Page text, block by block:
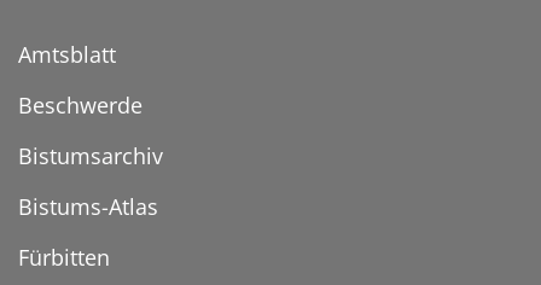
Amtsblatt
Beschwerde
Bistumsarchiv
Bistums-Atlas
Fürbitten